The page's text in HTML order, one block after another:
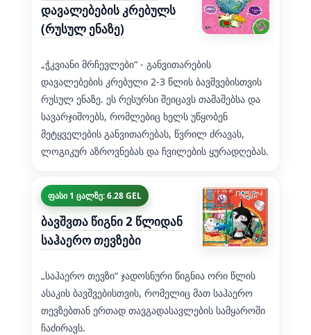
დავალებების კრებულს
(რუსულ ენაზე)
„ჭკვიანი მრჩევლები“ - განვითარების
დავალებების კრებული 2-3 წლის ბავშვებისთვის
რუსულ ენაზე. ეს რესურსი შეიცავს თამაშებსა და
სავარჯიშოებს, რომლებიც ხელს უწყობენ
მეტყველების განვითარებას, წვრილ ძრავას,
ლოგიკურ აზროვნებას და ჩვილების ყურადღებას.
ფასი 1 ცალზე: 6.28 GEL
ბავშვთა წიგნი 2 წლიდან
საჰაერო თევზები
„საჰაერო თევზი“ ჯადოსნური წიგნია ორი წლის
ასაკის ბავშვებისთვის, რომელიც მათ საჰაერო
თევზებთან ერთად თავგადასავლების სამყაროში
ჩაძირავს.